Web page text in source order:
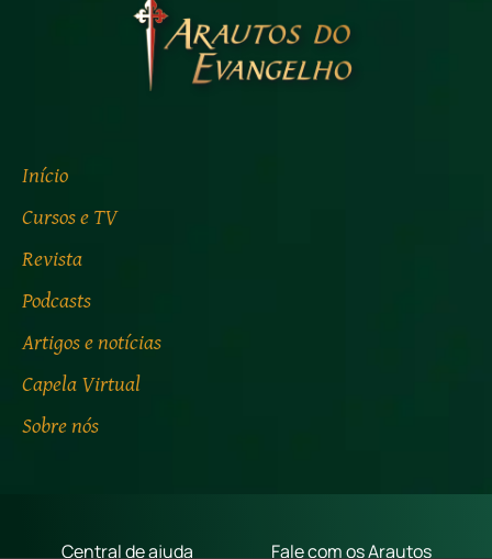
Início
Cursos e TV
Revista
Podcasts
Artigos e notícias
Capela Virtual
Sobre nós
Central de ajuda Fale com os Arautos